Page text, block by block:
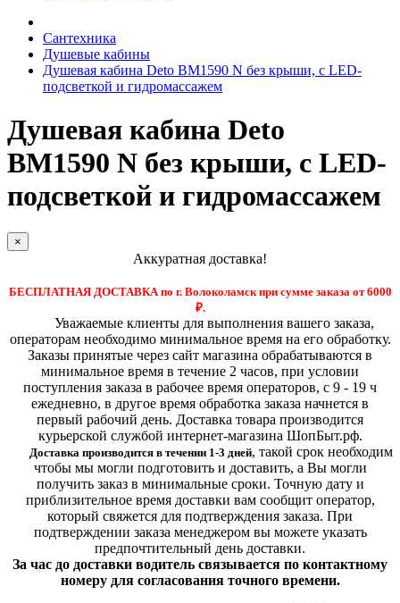
Сантехника
Душевые кабины
Душевая кабина Deto BM1590 N без крыши, с LED-
подсветкой и гидромассажем
Душевая кабина Deto
BM1590 N без крыши, с LED-
подсветкой и гидромассажем
×
Аккуратная доставка!
БЕСПЛАТНАЯ ДОСТАВКА по г. Волоколамск при сумме заказа от 6000
₽.
Уважаемые клиенты для выполнения вашего заказа,
операторам необходимо минимальное время на его обработку.
Заказы принятые через сайт магазина обрабатываются в
минимальное время в течение 2 часов, при условии
поступления заказа в рабочее время операторов, с 9 - 19 ч
ежедневно, в другое время обработка заказа начнется в
первый рабочий день. Доставка товара производится
курьерской службой интернет-магазина ШопБыт.рф.
Доставка производится в течении 1-3 дней, такой срок необходим
чтобы мы могли подготовить и доставить, а Вы могли
получить заказ в минимальные сроки. Точную дату и
приблизительное время доставки вам сообщит оператор,
который свяжется для подтверждения заказа. При
подтверждении заказа менеджером вы можете указать
предпочтительный день доставки.
За час до доставки водитель связывается по контактному
номеру для согласования точного времени.